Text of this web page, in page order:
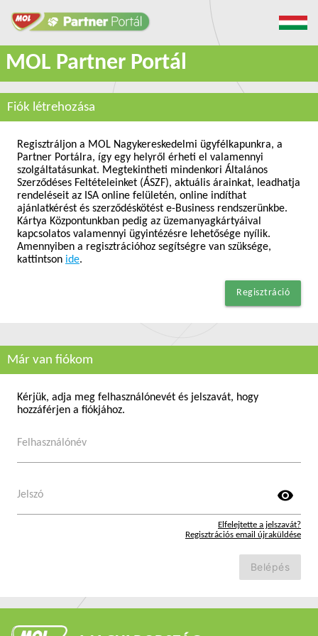
MOL Partner Portál
Fiók létrehozása
Regisztráljon a MOL Nagykereskedelmi ügyfélkapunkra, a
Partner Portálra, így egy helyről érheti el valamennyi
szolgáltatásunkat. Megtekintheti mindenkori Általános
Szerződéses Feltételeinket (ÁSZF), aktuális árainkat, leadhatja
rendeléseit az ISA online felületén, online indíthat
ajánlatkérést és szerződéskötést e-Business rendszerünkbe.
Kártya Központunkban pedig az üzemanyagkártyáival
kapcsolatos valamennyi ügyintézésre lehetősége nyílik.
Amennyiben a regisztrációhoz segítségre van szüksége,
kattintson ide.
Regisztráció
Már van fiókom
Kérjük, adja meg felhasználónevét és jelszavát, hogy
hozzáférjen a fiókjához.
Felhasználónév
Jelszó visibility
Elfelejtette a jelszavát?
Regisztrációs email újraküldése
Belépés